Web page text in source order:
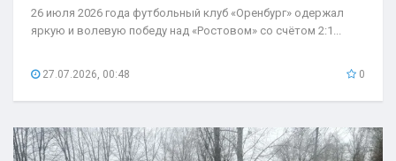
26 июля 2026 года футбольный клуб «Оренбург» одержал
яркую и волевую победу над «Ростовом» со счётом 2:1...
27.07.2026, 00:48 0